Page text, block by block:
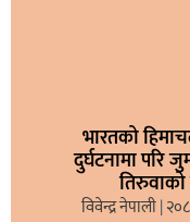
भारतको
दुर्घटनामा परि
विवेन्द्र नेपाली